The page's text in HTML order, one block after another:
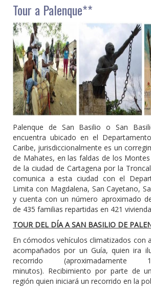
Tour a Palenque**
Palenque de San Basilio o San
encuentra ubicado en el
Caribe, jurisdiccionalmente es un
de Mahates, en las faldas de los
de la ciudad de Cartagena por la
comunica a esta ciudad con el
Limita con Magdalena, San Cayetano,
y cuenta con un número aproximado
de 435 familias repartidas en 421
TOUR DEL DÍA A SAN BASILIO DE
En cómodos vehículos climatizados con
acompañados por un Guía, quien ira
recorrido
minutos). Recibimiento por parte de
región quien iniciará un recorrido en la